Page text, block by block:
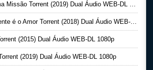
Torrent (2019) Dual Áudio WEB-DL 1080p
é o Amor Torrent (2018) Dual Áudio WEB-DL 1080p
(2015) Dual Áudio WEB-DL 1080p
(2019) Dual Áudio WEB-DL 1080p